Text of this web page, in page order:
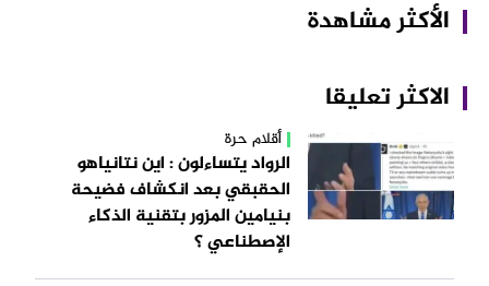
الأكثر مشاهدة
الاكثر تعليقا
أقلام حرة
الرواد يتساءلون : اين نتانياهو
الحقبقي بعد انكشاف فضيحة
بنيامين المزور بتقنية الذكاء
الإصطناعي ؟